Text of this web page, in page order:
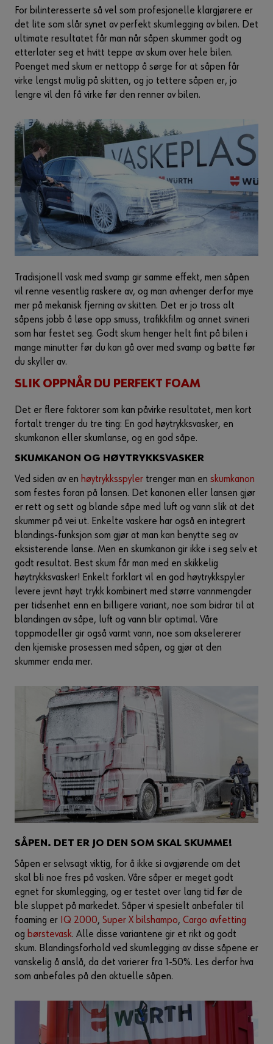
For bilinteresserte så vel som profesjonelle klargjørere er
det lite som slår synet av perfekt skumlegging av bilen. Det
ultimate resultatet får man når såpen skummer godt og
etterlater seg et hvitt teppe av skum over hele bilen.
Poenget med skum er nettopp å sørge for at såpen får
virke lengst mulig på skitten, og jo tettere såpen er, jo
lengre vil den få virke før den renner av bilen.
Tradisjonell vask med svamp gir samme effekt, men såpen
vil renne vesentlig raskere av, og man avhenger derfor mye
mer på mekanisk fjerning av skitten. Det er jo tross alt
såpens jobb å løse opp smuss, trafikkfilm og annet svineri
som har festet seg. Godt skum henger helt fint på bilen i
mange minutter før du kan gå over med svamp og bøtte før
du skyller av.
SLIK OPPNÅR DU PERFEKT FOAM
Det er flere faktorer som kan påvirke resultatet, men kort
fortalt trenger du tre ting: En god høytrykksvasker, en
skumkanon eller skumlanse, og en god såpe.
SKUMKANON OG HØYTRYKKSVASKER
Ved siden av en høytrykksspyler trenger man en skumkanon
som festes foran på lansen. Det kanonen eller lansen gjør
er rett og sett og blande såpe med luft og vann slik at det
skummer på vei ut. Enkelte vaskere har også en integrert
blandings-funksjon som gjør at man kan benytte seg av
eksisterende lanse. Men en skumkanon gir ikke i seg selv et
godt resultat. Best skum får man med en skikkelig
høytrykksvasker! Enkelt forklart vil en god høytrykkspyler
levere jevnt høyt trykk kombinert med større vannmengder
per tidsenhet enn en billigere variant, noe som bidrar til at
blandingen av såpe, luft og vann blir optimal. Våre
toppmodeller gir også varmt vann, noe som akselererer
den kjemiske prosessen med såpen, og gjør at den
skummer enda mer.
SÅPEN. DET ER JO DEN SOM SKAL SKUMME!
Såpen er selvsagt viktig, for å ikke si avgjørende om det
skal bli noe fres på vasken. Våre såper er meget godt
egnet for skumlegging, og er testet over lang tid før de
ble sluppet på markedet. Såper vi spesielt anbefaler til
foaming er IQ 2000, Super X bilshampo, Cargo avfetting
og børstevask. Alle disse variantene gir et rikt og godt
skum. Blandingsforhold ved skumlegging av disse såpene er
vanskelig å anslå, da det varierer fra 1-50%. Les derfor hva
som anbefales på den aktuelle såpen.